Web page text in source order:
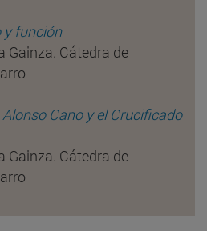
y función
Gainza. Cátedra de
Cano y el Crucificado
Gainza. Cátedra de